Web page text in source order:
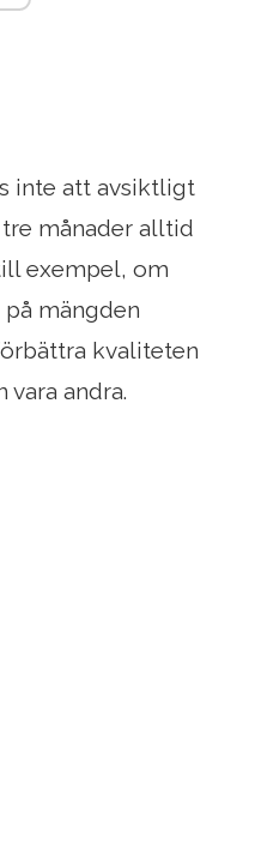
inte att avsiktligt
månader alltid
exempel, om
mängden
kvaliteten
vara andra.